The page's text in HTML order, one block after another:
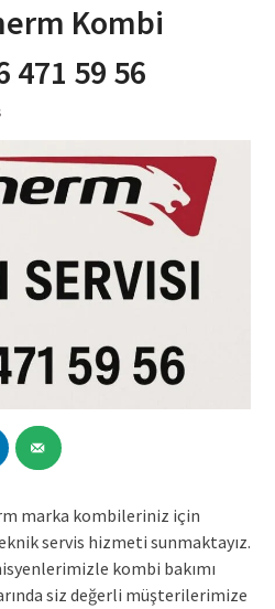
Kombi
59 56
marka kombileriniz için
servis hizmeti sunmaktayız.
kombi bakımı
siz değerli müşterilerimize